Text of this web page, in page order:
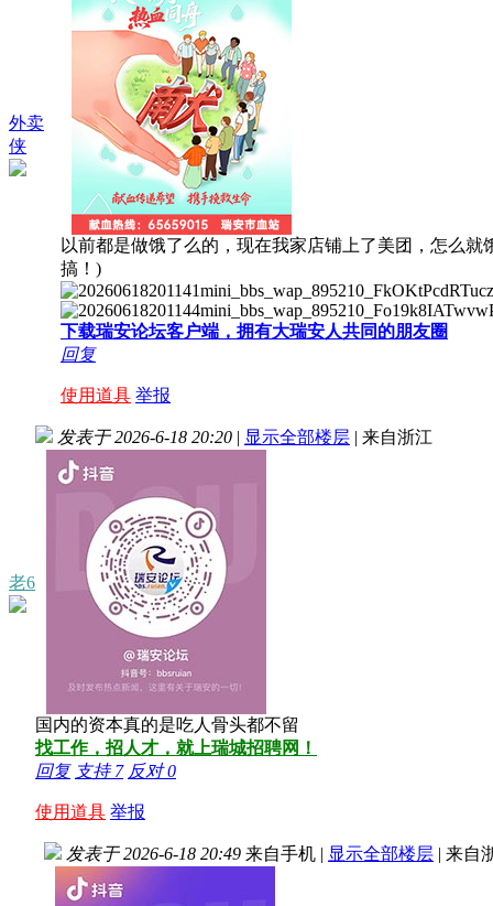
外卖
侠
以前都是做饿了么的，现在我家店铺上了美团，怎么
搞！)
下载瑞安论坛客户端，拥有大瑞安人共同的朋友圈
回复
使用道具 举报
老6
发表于 2026-6-18 20:20 | 显示全部楼层 | 来自浙江
国内的资本真的是吃人骨头都不留
找工作，招人才，就上瑞城招聘网！
回复 支持7 反对0
使用道具 举报
发表于 2026-6-18 20:49 来自手机 | 显示全部楼层 | 来自